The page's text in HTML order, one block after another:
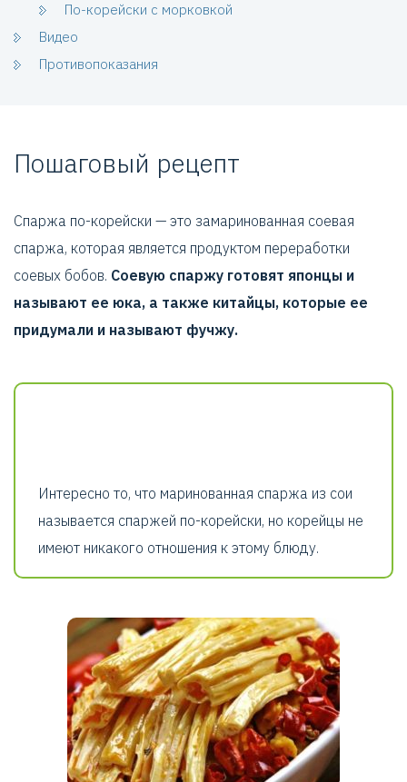
По-корейски с морковкой
Видео
Противопоказания
Пошаговый рецепт
Спаржа по-корейски — это замаринованная соевая
спаржа, которая является продуктом переработки
соевых бобов. Соевую спаржу готовят японцы и
называют ее юка, а также китайцы, которые ее
придумали и называют фучжу.
Интересно то, что маринованная спаржа из сои
называется спаржей по-корейски, но корейцы не
имеют никакого отношения к этому блюду.